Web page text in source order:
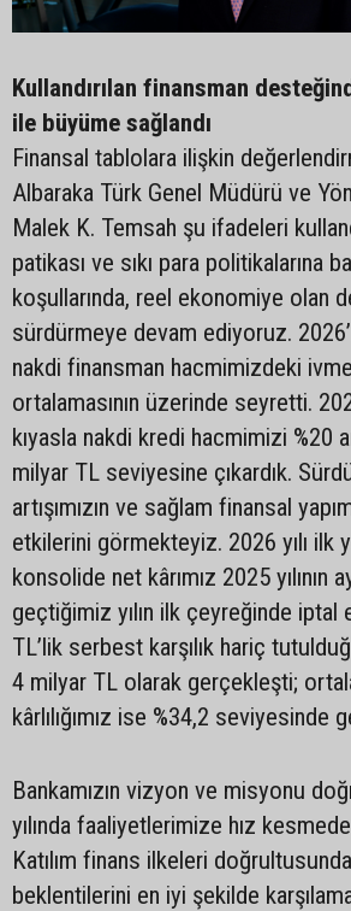
Kullandırılan finansman
ile büyüme sağlandı
Finansal tablolara ilişkin
Albaraka Türk Genel Müdürü ve
Malek K. Temsah şu ifadeleri
patikası ve sıkı para politikalarına
koşullarında, reel ekonomiye olan
sürdürmeye devam ediyoruz.
nakdi finansman hacmimizdeki
ortalamasının üzerinde seyretti.
kıyasla nakdi kredi hacmimizi %20
milyar TL seviyesine çıkardık.
artışımızın ve sağlam finansal
etkilerini görmekteyiz. 2026 yılı ilk
konsolide net kârımız 2025 yılının
geçtiğimiz yılın ilk çeyreğinde iptal
TL’lik serbest karşılık hariç
4 milyar TL olarak gerçekleşti;
kârlılığımız ise %34,2 seviyesinde
Bankamızın vizyon ve misyonu
yılında faaliyetlerimize hız
Katılım finans ilkeleri
beklentilerini en iyi şekilde